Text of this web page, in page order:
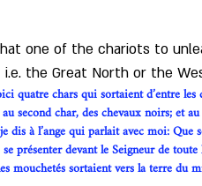
one of the chariots to
the Great North or the
quatre chars qui sortaient d’entre
second char, des chevaux noirs; et
à l’ange qui parlait avec moi:
présenter devant le Seigneur de
mouchetés sortaient vers la terre du